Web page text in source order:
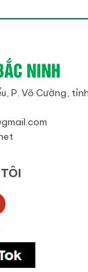
P. Võ Cường,